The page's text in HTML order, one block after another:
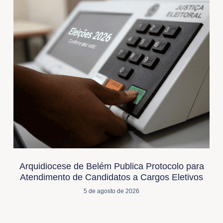
Arquidiocese de Belém Publica Protocolo para
Atendimento de Candidatos a Cargos Eletivos
5 de agosto de 2026